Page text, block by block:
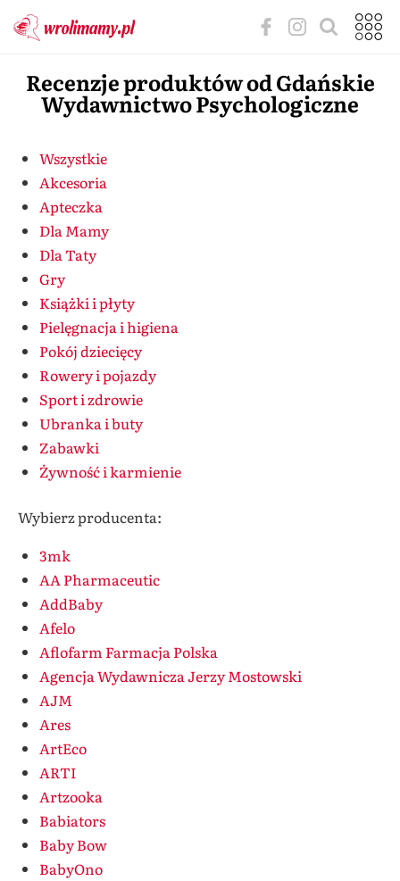
Recenzje produktów od Gdańskie
Wydawnictwo Psychologiczne
Wszystkie
Akcesoria
Apteczka
Dla Mamy
Dla Taty
Gry
Książki i płyty
Pielęgnacja i higiena
Pokój dziecięcy
Rowery i pojazdy
Sport i zdrowie
Ubranka i buty
Zabawki
Żywność i karmienie
Wybierz producenta:
3mk
AA Pharmaceutic
AddBaby
Afelo
Aflofarm Farmacja Polska
Agencja Wydawnicza Jerzy Mostowski
AJM
Ares
ArtEco
ARTI
Artzooka
Babiators
Baby Bow
BabyOno